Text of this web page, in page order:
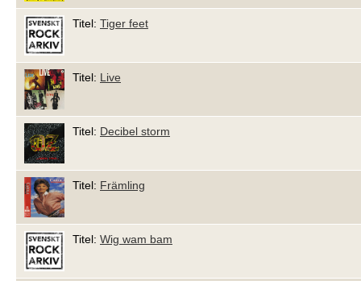
Titel: Tiger feet
Titel: Live
Titel: Decibel storm
Titel: Främling
Titel: Wig wam bam